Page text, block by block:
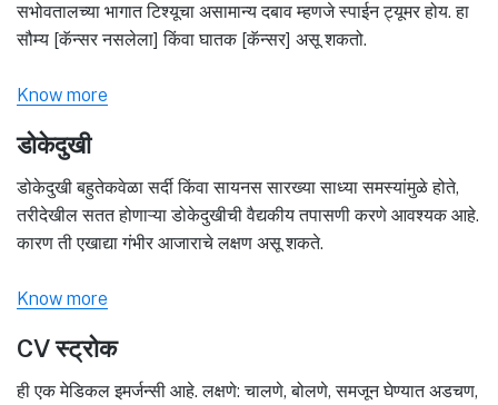
सभोवतालच्या भागात टिश्यूचा असामान्य दबाव म्हणजे स्पाईन ट्यूमर होय. हा
सौम्य [कॅन्सर नसलेला] किंवा घातक [कॅन्सर] असू शकतो.
Know more
डोकेदुखी
डोकेदुखी बहुतेकवेळा सर्दी किंवा सायनस सारख्या साध्या समस्यांमुळे होते,
तरीदेखील सतत होणाऱ्या डोकेदुखीची वैद्यकीय तपासणी करणे आवश्यक आहे.
कारण ती एखाद्या गंभीर आजाराचे लक्षण असू शकते.
Know more
CV स्ट्रोक
ही एक मेडिकल इमर्जन्सी आहे. लक्षणे: चालणे, बोलणे, समजून घेण्यात अडचण,